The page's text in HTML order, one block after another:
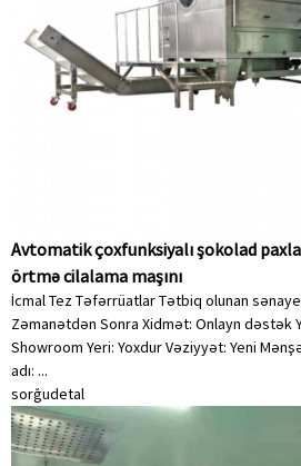
Avtomatik çoxfunksiyalı şokolad
örtmə cilalama maşını
İcmal Tez Təfərrüatlar Tətbiq olunan
Zəmanətdən Sonra Xidmət: Onlayn dəstək
Showroom Yeri: Yoxdur Vəziyyət: Yeni
adı: ...
sorğudetal